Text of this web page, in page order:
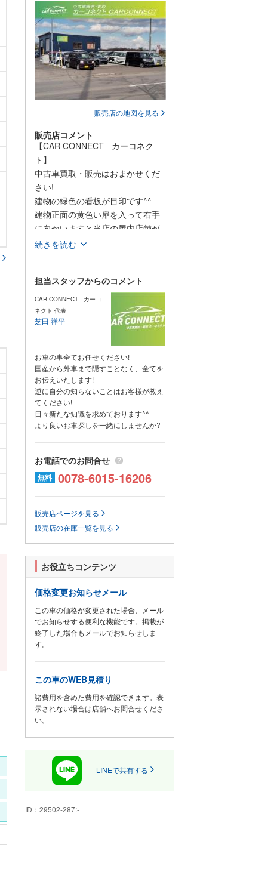
販売店の地図を見る
販売店コメント
【CAR CONNECT - カーコネク
ト】
中古車買取・販売はおまかせくだ
さい!
建物の緑色の看板が目印です^^
建物正面の黄色い扉を入って右手
に向かいますと当店の屋内店舗が
ございます。
お飲み物のご用意もありますの
で、納得ができるまで
お話しましょう!
室内での在庫確認も可能です、天
ければ室内で確認可能です^^
続きを読む
担当スタッフからのコメント
CAR CONNECT - カーコ
ネクト 代表
芝田 祥平
お車の事全てお任せください!
国産から外車まで隠すことなく、全てを
お伝えいたします!
逆に自分の知らないことはお客様が教え
てください!
日々新たな知識を求めております^^
より良いお車探しを一緒にしませんか?
お電話でのお問合せ
無料 0078-6015-16206
販売店ページを見る
販売店の在庫一覧を見る
お役立ちコンテンツ
価格変更お知らせメール
この車の価格が変更された場合、メール
でお知らせする便利な機能です。掲載が
終了した場合もメールでお知らせしま
す。
この車のWEB見積り
諸費用を含めた費用を確認できます。表
示されない場合は店舗へお問合せくださ
い。
LINEで共有する
ID： 29502-287:-